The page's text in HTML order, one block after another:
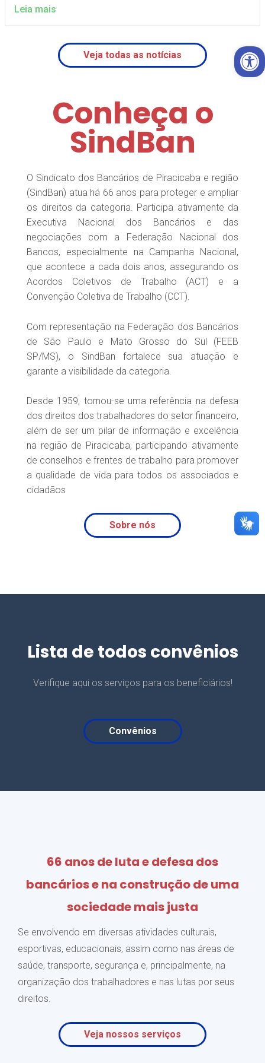
Leia mais
Veja todas as notícias
Conheça o
SindBan
O Sindicato dos Bancários de Piracicaba e região
(SindBan) atua há 66 anos para proteger e ampliar
os direitos da categoria. Participa ativamente da
Executiva Nacional dos Bancários e das
negociações com a Federação Nacional dos
Bancos, especialmente na Campanha Nacional,
que acontece a cada dois anos, assegurando os
Acordos Coletivos de Trabalho (ACT) e a
Convenção Coletiva de Trabalho (CCT).
Com representação na Federação dos Bancários
de São Paulo e Mato Grosso do Sul (FEEB
SP/MS), o SindBan fortalece sua atuação e
garante a visibilidade da categoria.
Desde 1959, tornou-se uma referência na defesa
dos direitos dos trabalhadores do setor financeiro,
além de ser um pilar de informação e excelência
na região de Piracicaba, participando ativamente
de conselhos e frentes de trabalho para promover
a qualidade de vida para todos os associados e
cidadãos
Sobre nós
Lista de todos convênios
Verifique aqui os serviços para os beneficiários!
Convênios
66 anos de luta e defesa dos
bancários e na construção de uma
sociedade mais justa
Se envolvendo em diversas atividades culturais,
esportivas, educacionais, assim como nas áreas de
saúde, transporte, segurança e, principalmente, na
organização dos trabalhadores e nas lutas por seus
direitos.
Veja nossos serviços